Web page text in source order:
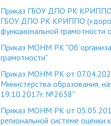
Приказ ГБОУ ДПО РК КРИППО
ГБОУ ДПО РК КРИППО
функциональной
Приказ МОНМ РК "Об
грамотности"
Приказ МОНМ РК от
Министерства образования,
19.10.2017г. №2638"
Приказ МОНМ РК от
региональной системе оценки